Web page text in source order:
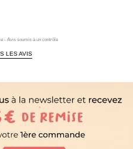
- Avis soumis à un contrôle
LES AVIS